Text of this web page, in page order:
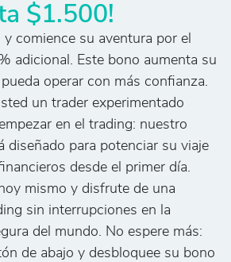
$1.500!
y comience su aventura por el
adicional. Este bono aumenta su
operar con más confianza.
un trader experimentado
en el trading: nuestro
diseñado para potenciar su viaje
desde el primer día.
mismo y disfrute de una
sin interrupciones en la
del mundo. No espere más:
de abajo y desbloquee su bono